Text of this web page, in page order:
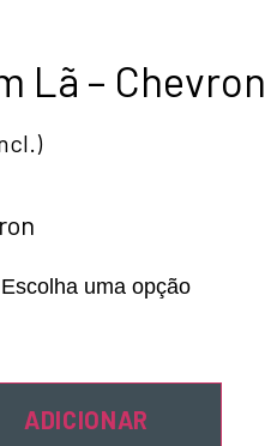
Lã – Chevron
ADICIONAR